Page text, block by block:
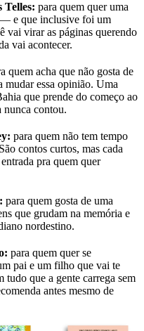
Telles: para quem quer uma
e que inclusive foi um
vai virar as páginas querendo
vai acontecer.
quem acha que não gosta de
mudar essa opinião. Uma
que prende do começo ao
nunca contou.
para quem não tem tempo
contos curtos, mas cada
pra quem quer
para quem gosta de uma
que grudam na memória e
nordestino.
para quem quer se
pai e um filho que vai te
que a gente carrega sem
antes mesmo de